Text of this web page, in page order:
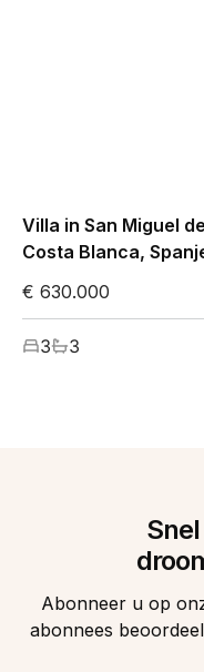
Villa in San Miguel
Costa Blanca,
€ 630.000
3 3
Abonneer u op
abonnees